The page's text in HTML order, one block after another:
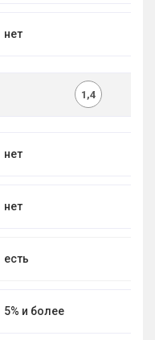
нет
1,4
нет
нет
есть
5% и более